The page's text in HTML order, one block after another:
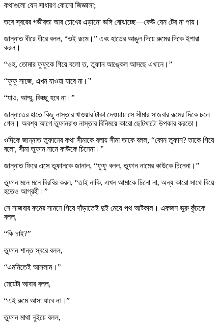
কথাগুলো যেন সাধারণ কোনো জিজ্ঞাসা;
তবে স্বরের গভীরতা আর চোখের এড়ানো ভঙ্গি বোঝাচ্ছে—কেউ যেন টের না পায়।
জান্নাত ধীরে ধীরে বলল, “ওই রূমে।” এবং হাতের আঙুল দিয়ে রুমের দিকে ইশারা
করল।
“ওহ, তোমার ফুফুকে গিয়ে বলো ত, তুফান আঙ্কেল আসছে এখানে।”
“ফুফু সাজে, এখন যাওয়া যাবে না।”
“যাও, আম্মু, কিচ্ছু হবে না।”
জান্নাতের হাতে কিছু নাস্তার খাওয়ার টাকা দেওয়ায় সে সীমার সাজবার রূমের দিকে চলে
গেল। অবশ্য আগে তুফানরাও নাস্তার বিনিময়ে কারো ছোটখাটো উপকার করতো।
ওদিকে জান্নাত তুফানের কথা সীমাকে বলায় সীমা তাকে বলল, “কোন তুফান? তাকে গিয়ে
বলো, সীমা তুফান নামে কাউকে চিনেনা।”
জান্নাত ফিরে এসে তুফানকে জানাল, “ফুফু বলল, তুফান নামের কাউকে চিনেনা।”
তুফান মনে মনে বিরবির করল, “তাই নাকি, এখন আমাকে চিনো না, অন্য কারো সাথে বিয়ে
হতেও আগ্রহী।”
সে সাজবার রুমের সামনে গিয়ে দাঁড়াতেই দুই মেয়ে পথ আটকাল। একজন ভুরু কুঁচকে
বলল,
“কি চাই?”
তুফান শান্ত স্বরে বলল,
“এমনিতেই আসলাম।”
মেয়েটা আবার বলল,
“এই রুমে আসা যাবে না।”
তুফান মাথা নুইয়ে বলল,